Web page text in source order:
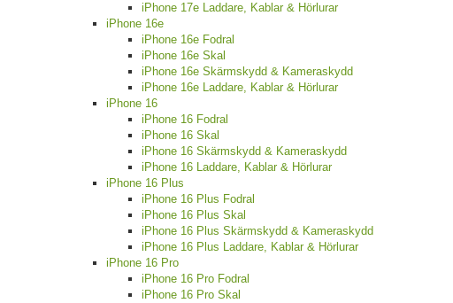
iPhone 17e Laddare, Kablar & Hörlurar
iPhone 16e
iPhone 16e Fodral
iPhone 16e Skal
iPhone 16e Skärmskydd & Kameraskydd
iPhone 16e Laddare, Kablar & Hörlurar
iPhone 16
iPhone 16 Fodral
iPhone 16 Skal
iPhone 16 Skärmskydd & Kameraskydd
iPhone 16 Laddare, Kablar & Hörlurar
iPhone 16 Plus
iPhone 16 Plus Fodral
iPhone 16 Plus Skal
iPhone 16 Plus Skärmskydd & Kameraskydd
iPhone 16 Plus Laddare, Kablar & Hörlurar
iPhone 16 Pro
iPhone 16 Pro Fodral
iPhone 16 Pro Skal